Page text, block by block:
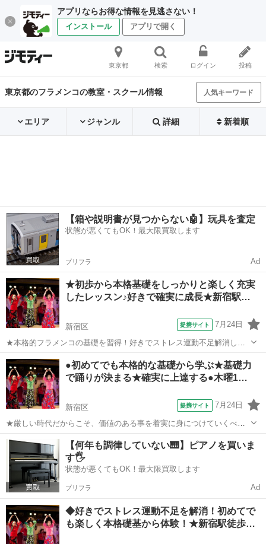
アプリならお得な情報を見逃さない！
インストール アプリで開く
東京都 検索 ログイン 投稿
東京都のフラメンコの教室・スクール情報 人気キーワード
エリア ジャンル 詳細 新着順
【箱や説明書が見つからない🤖】玩具を査定
状態が悪くてもOK！最大限買取します
プリフラ Ad
★初歩から本格基礎をしっかりと楽しく充実
したレッスン♪好きで確実に成長★新宿駅…
新宿区 提携サイト 7月24日
★本格的フラメンコの基礎を習得！好きでストレス運動不足解消し成
長 ◆超便利！新宿駅徒歩６分木曜日１９時～入門初級クラス
https://flamencokiso.wepage.com ●初めてでも初歩からわかりやすく
丁寧...
東京 新宿区 フラメンコ
●初めてでも本格的な基礎から学ぶ★基礎力
で踊りが決まる★確実に上達する●木曜1…
新宿区 提携サイト 7月24日
★厳しい時代だからこそ、価値のある事を着実に身につけていくべき
です。フラメンコ舞踊に一番大切な基礎から本格的に教えています。
正しい基礎を学んで踊りを身につける事は上達のいちばんの近道で
す。あとから学ぶと習得に何倍もかかってし...
東京 新宿区 フラメンコ
【何年も調律していない🎹】ピアノを買いま
す🖐️
状態が悪くてもOK！最大限買取します
プリフラ Ad
◆好きでストレス運動不足を解消！初めてで
も楽しく本格礎基から体験！★新宿駅徒歩…